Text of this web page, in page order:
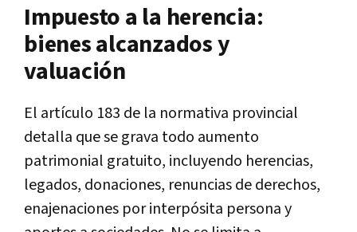
Impuesto a la herencia:
bienes alcanzados y
valuación
El artículo 183 de la normativa provincial
detalla que se grava todo aumento
patrimonial gratuito, incluyendo herencias,
legados, donaciones, renuncias de derechos,
enajenaciones por interpósita persona y